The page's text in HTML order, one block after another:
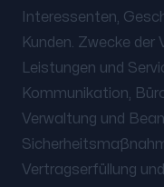
Interessenten,
Kunden. Zwecke der
Leistungen und
Kommunikation,
Verwaltung und
Vertragserfüllung